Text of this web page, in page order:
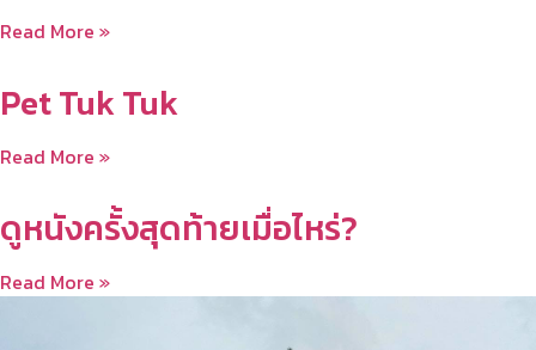
Read More »
Pet Tuk Tuk
Read More »
ดูหนังครั้งสุดท้ายเมื่อไหร่?
Read More »